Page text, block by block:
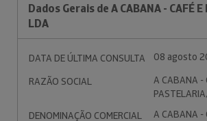
Dados Gerais de A CABANA - CAFÉ
LDA
DATA DE ÚLTIMA CONSULTA
08 agosto
RAZÃO SOCIAL
A CABANA -
DENOMINAÇÃO COMERCIAL
A CABANA -